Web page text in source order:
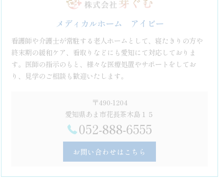
メディカルホーム アイビー
看護師や介護士が常駐する老人ホームとして、寝たきりの方や
終末期の緩和ケア、看取りなどにも愛知にて対応しておりま
す。医師の指示のもと、様々な医療処置やサポートをしてお
り、見学のご相談も歓迎いたします。
〒490-1204
愛知県あま市花長茶木島１５
052-888-6555
お問い合わせはこちら